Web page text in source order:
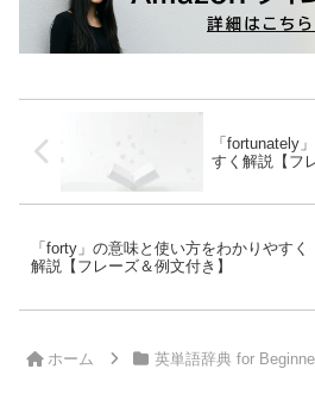
「fortunately
すく解説【フ
「forty」の意味と使い方をわかりやすく
解説【フレーズ＆例文付き】
ホーム 英単語辞典 for